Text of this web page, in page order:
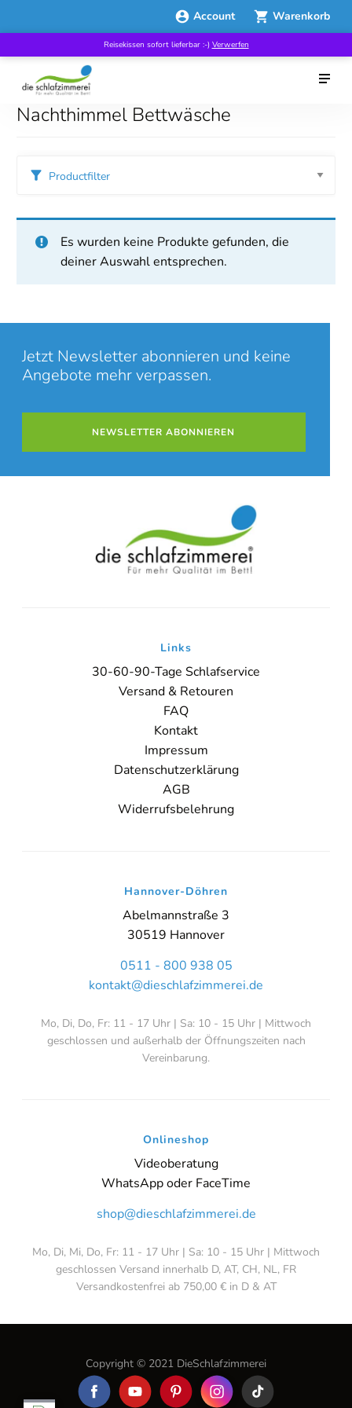
Account Warenkorb
Reisekissen sofort lieferbar :-) Verwerfen
Nachthimmel Bettwäsche
Productfilter
Es wurden keine Produkte gefunden, die
deiner Auswahl entsprechen.
auf den eigentlichen Inhalt zuzugreifen, klicken Sie auf den Button
unten. Bitte beachten Sie, dass dabei Daten an Drittanbieter
weitergegeben werden.
Inhalt entsperren
Weitere Informationen
Jetzt Newsletter abonnieren und keine
Angebote mehr verpassen.
NEWSLETTER ABONNIEREN
Links
30-60-90-Tage Schlafservice
Versand & Retouren
FAQ
Kontakt
Impressum
Datenschutzerklärung
AGB
Widerrufsbelehrung
Hannover-Döhren
Abelmannstraße 3
30519 Hannover
0511 - 800 938 05
kontakt@dieschlafzimmerei.de
Mo, Di, Do, Fr: 11 - 17 Uhr | Sa: 10 - 15 Uhr | Mittwoch
geschlossen und außerhalb der Öffnungszeiten nach
Vereinbarung.
Onlineshop
Videoberatung
WhatsApp oder FaceTime
shop@dieschlafzimmerei.de
Mo, Di, Mi, Do, Fr: 11 - 17 Uhr | Sa: 10 - 15 Uhr | Mittwoch
geschlossen Versand innerhalb D, AT, CH, NL, FR
Versandkostenfrei ab 750,00 € in D & AT
Copyright © 2021 DieSchlafzimmerei